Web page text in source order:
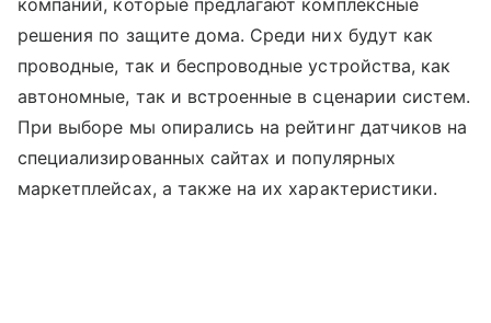
компаний, которые предлагают комплексные
решения по защите дома. Среди них будут как
проводные, так и беспроводные устройства, как
автономные, так и встроенные в сценарии систем.
При выборе мы опирались на рейтинг датчиков на
специализированных сайтах и популярных
маркетплейсах, а также на их характеристики.